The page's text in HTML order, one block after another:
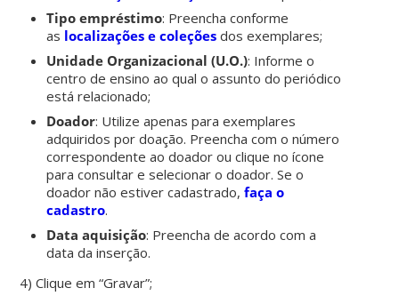
Tipo empréstimo: Preencha conforme
as localizações e coleções dos exemplares;
Unidade Organizacional (U.O.): Informe o
centro de ensino ao qual o assunto do periódico
está relacionado;
Doador: Utilize apenas para exemplares
adquiridos por doação. Preencha com o número
correspondente ao doador ou clique no ícone
para consultar e selecionar o doador. Se o
doador não estiver cadastrado,faça o
cadastro.
Data aquisição: Preencha de acordo com a
data da inserção.
4) Clique em “Gravar”;